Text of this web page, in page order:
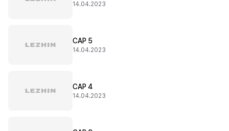
14.04.2023
CAP 5
14.04.2023
CAP 4
14.04.2023